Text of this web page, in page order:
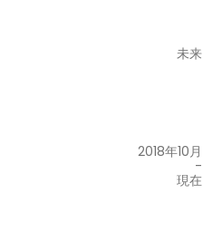
未来
2018年10月
-
現在